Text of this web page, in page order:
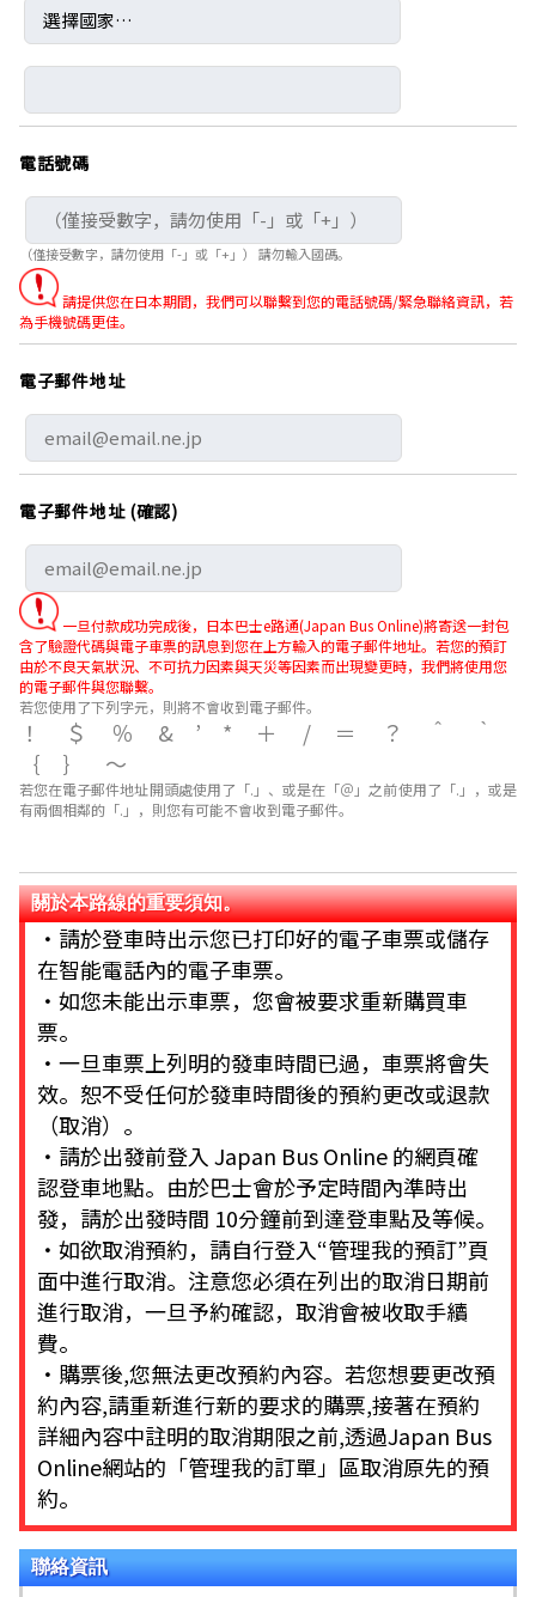
電話號碼
（僅接受數字，請勿使用「-」或「+」） 請勿輸入國碼。
請提供您在日本期間，我們可以聯繫到您的電話號碼/緊急聯絡資訊，若
為手機號碼更佳。
電子郵件地址
電子郵件地址 (確認)
一旦付款成功完成後，日本巴士e路通(Japan Bus Online)將寄送一封包
含了驗證代碼與電子車票的訊息到您在上方輸入的電子郵件地址。若您的預訂
由於不良天氣狀況、不可抗力因素與天災等因素而出現變更時，我們將使用您
的電子郵件與您聯繫。
若您使用了下列字元，則將不會收到電子郵件。
！＄％&’*＋/＝？＾｀
｛｝～
若您在電子郵件地址開頭處使用了「.」、或是在「＠」之前使用了「.」，或是
有兩個相鄰的「.」，則您有可能不會收到電子郵件。
關於本路線的重要須知。
・請於登車時出示您已打印好的電子車票或儲存
在智能電話內的電子車票。
・如您未能出示車票，您會被要求重新購買車
票。
・一旦車票上列明的發車時間已過，車票將會失
效。恕不受任何於發車時間後的預約更改或退款
（取消）。
・請於出發前登入 Japan Bus Online 的網頁確
認登車地點。由於巴士會於予定時間內準時出
發，請於出發時間 10分鐘前到達登車點及等候。
・如欲取消預約，請自行登入“管理我的預訂”頁
面中進行取消。注意您必須在列出的取消日期前
進行取消，一旦予約確認，取消會被收取手續
費。
・購票後,您無法更改預約內容。若您想要更改預
約內容,請重新進行新的要求的購票,接著在預約
詳細內容中註明的取消期限之前,透過Japan Bus
Online網站的「管理我的訂單」區取消原先的預
約。
聯絡資訊